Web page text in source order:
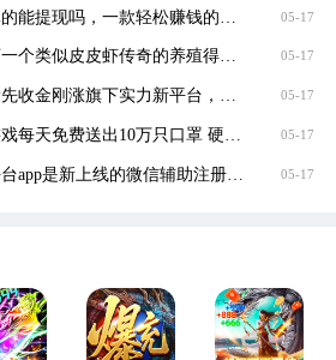
05-17
小龙虾大亨一个类似皮皮虾传奇的养殖得分红虾 05-17
大六顺，抢先收金刚涨旗下实力新平台，转发单 05-17
恐龙有钱游戏每天免费送出10万只口罩 硬核回馈 05-17
一码任务平台app是新上线的微信辅助注册赚钱平 05-17